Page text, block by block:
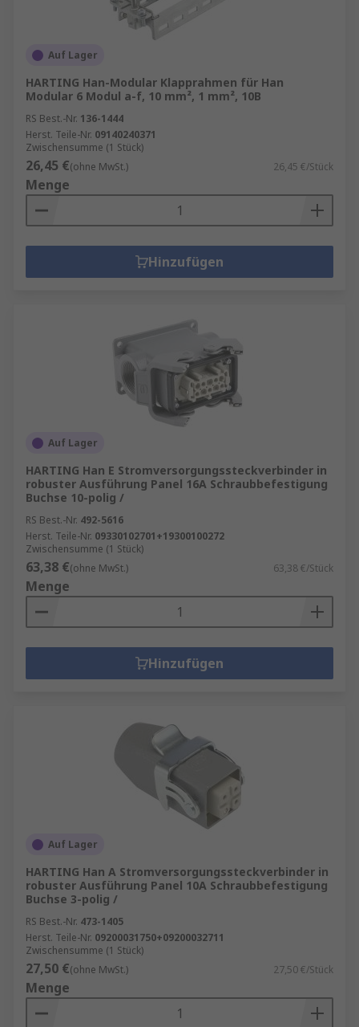
Auf Lager
HARTING Han-Modular Klapprahmen für Han
Modular 6 Modul a-f, 10 mm², 1 mm², 10B
RS Best.-Nr. 136-1444
Herst. Teile-Nr. 09140240371
Zwischensumme (1 Stück)
26,45 €(ohne MwSt.) 26,45 €/Stück
Menge
Hinzufügen
Auf Lager
HARTING Han E Stromversorgungssteckverbinder in
robuster Ausführung Panel 16A Schraubbefestigung
Buchse 10-polig /
RS Best.-Nr. 492-5616
Herst. Teile-Nr. 09330102701+19300100272
Zwischensumme (1 Stück)
63,38 €(ohne MwSt.) 63,38 €/Stück
Menge
Hinzufügen
Auf Lager
HARTING Han A Stromversorgungssteckverbinder in
robuster Ausführung Panel 10A Schraubbefestigung
Buchse 3-polig /
RS Best.-Nr. 473-1405
Herst. Teile-Nr. 09200031750+09200032711
Zwischensumme (1 Stück)
27,50 €(ohne MwSt.) 27,50 €/Stück
Menge